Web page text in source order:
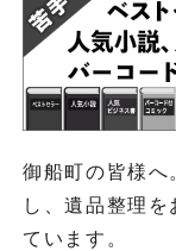
御船町の皆様へ
し、遺品整理
ています。